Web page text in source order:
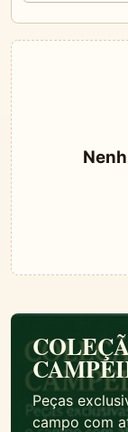
Peças
campo com